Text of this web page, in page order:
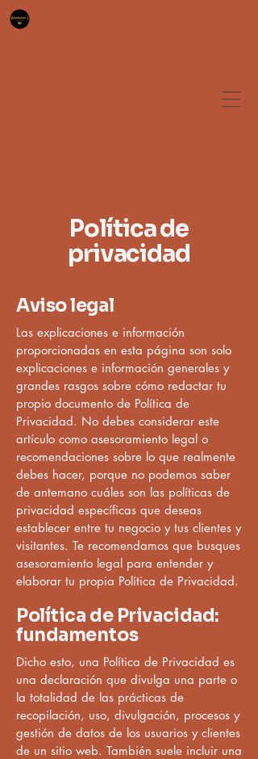
Política de
privacidad
Aviso legal
Las explicaciones e información
proporcionadas en esta página son solo
explicaciones e información generales y
grandes rasgos sobre cómo redactar tu
propio documento de Política de
Privacidad. No debes considerar este
artículo como asesoramiento legal o
recomendaciones sobre lo que realmente
debes hacer, porque no podemos saber
de antemano cuáles son las políticas de
privacidad específicas que deseas
establecer entre tu negocio y tus clientes y
visitantes. Te recomendamos que busques
asesoramiento legal para entender y
elaborar tu propia Política de Privacidad.
Política de Privacidad:
fundamentos
Dicho esto, una Política de Privacidad es
una declaración que divulga una parte o
la totalidad de las prácticas de
recopilación, uso, divulgación, procesos y
gestión de datos de los usuarios y clientes
de un sitio web. También suele incluir una